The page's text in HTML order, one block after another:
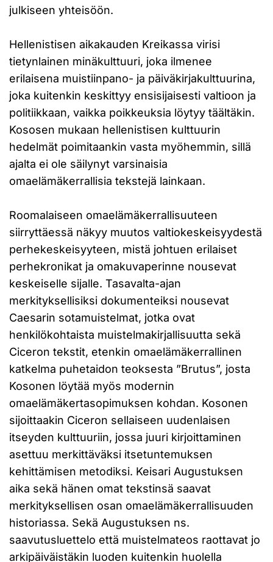
julkiseen yhteisöön.
Hellenistisen aikakauden Kreikassa virisi
tietynlainen minäkulttuuri, joka ilmenee
erilaisena muistiinpano- ja päiväkirjakulttuurina,
joka kuitenkin keskittyy ensisijaisesti valtioon ja
politiikkaan, vaikka poikkeuksia löytyy täältäkin.
Kososen mukaan hellenistisen kulttuurin
hedelmät poimitaankin vasta myöhemmin, sillä
ajalta ei ole säilynyt varsinaisia
omaelämäkerrallisia tekstejä lainkaan.
Roomalaiseen omaelämäkerrallisuuteen
siirryttäessä näkyy muutos valtiokeskeisyydestä
perhekeskeisyyteen, mistä johtuen erilaiset
perhekronikat ja omakuvaperinne nousevat
keskeiselle sijalle. Tasavalta-ajan
merkityksellisiksi dokumenteiksi nousevat
Caesarin sotamuistelmat, jotka ovat
henkilökohtaista muistelmakirjallisuutta sekä
Ciceron tekstit, etenkin omaelämäkerrallinen
katkelma puhetaidon teoksesta ”Brutus”, josta
Kosonen löytää myös modernin
omaelämäkertasopimuksen kohdan. Kosonen
sijoittaakin Ciceron sellaiseen uudenlaisen
itseyden kulttuuriin, jossa juuri kirjoittaminen
asettuu merkittäväksi itsetuntemuksen
kehittämisen metodiksi. Keisari Augustuksen
aika sekä hänen omat tekstinsä saavat
merkityksellisen osan omaelämäkerrallisuuden
historiassa. Sekä Augustuksen ns.
saavutusluettelo että muistelmateos raottavat jo
arkipäiväistäkin luoden kuitenkin huolella